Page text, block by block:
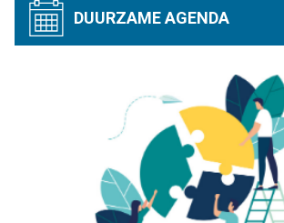
DUURZAME AGENDA